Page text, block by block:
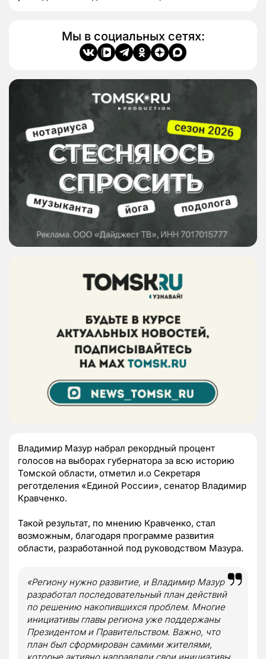
Мы в социальных сетях:
Владимир Мазур набрал рекордный процент
голосов на выборах губернатора за всю историю
Томской области, отметил и.о Секретаря
реготделения «Единой России», сенатор Владимир
Кравченко.
Такой результат, по мнению Кравченко, стал
возможным, благодаря программе развития
области, разработанной под руководством Мазура.
«Региону нужно развитие, и Владимир Мазур
разработал последовательный план действий
по решению накопившихся проблем. Многие
инициативы главы региона уже поддержаны
Президентом и Правительством. Важно, что
план был сформирован самими жителями,
которые активно направляли свои инициативы